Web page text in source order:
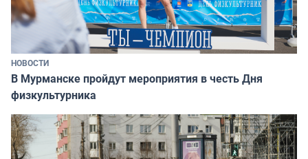
НОВОСТИ
В Мурманске пройдут мероприятия в честь Дня
физкультурника